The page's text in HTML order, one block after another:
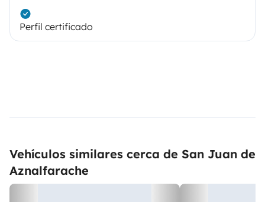
Perfil certificado
Vehículos similares cerca de San Juan de
Aznalfarache